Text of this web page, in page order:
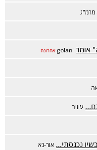
מרמ"ג
אומר golani אחרונה
עוזיה
נכנסתי... אור-נא